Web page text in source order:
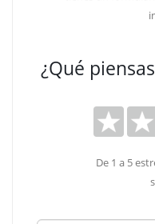
¿Qué
De 1 a 5